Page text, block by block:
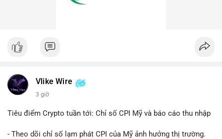
Vlike Wire
3 giờ
Tiêu điểm Crypto tuần tới: Chỉ số CPI Mỹ và báo cáo thu nhập
- Theo dõi chỉ số lạm phát CPI của Mỹ ảnh hưởng thị trường.